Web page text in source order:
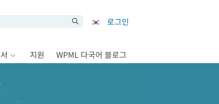
로그인
지원 WPML 다국어 블로그